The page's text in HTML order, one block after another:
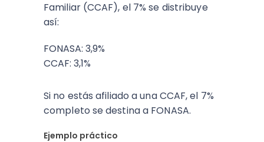
Familiar (CCAF), el 7% se distribuye
así:
FONASA: 3,9%
CCAF: 3,1%
Si no estás afiliado a una CCAF, el 7%
completo se destina a FONASA.
Ejemplo práctico